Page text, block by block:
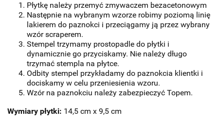
Płytkę należy przemyć zmywaczem bezacetonowym
Następnie na wybranym wzorze robimy poziomą linię
lakierem do paznokci i przeciągamy ją przez wybrany
wzór scraperem.
Stempel trzymamy prostopadle do płytki i
dynamicznie go przyciskamy. Nie należy długo
trzymać stempla na płytce.
Odbity stempel przykładamy do paznokcia klientki i
dociskamy w celu przeniesienia wzoru.
Wzór na paznokciu należy zabezpieczyć Topem.
Wymiary płytki: 14,5 cm x 9,5 cm